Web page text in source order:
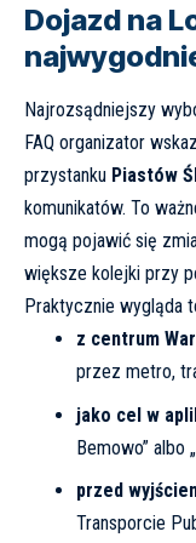
Dojazd na
Najrozsądniejszy
FAQ organizator
przystanku Piastów
komunikatów. To
mogą pojawić się
większe kolejki przy
Praktycznie wygląda
z centrum
przez metro,
jako cel w
Bemowo” albo
przed
Transporcie